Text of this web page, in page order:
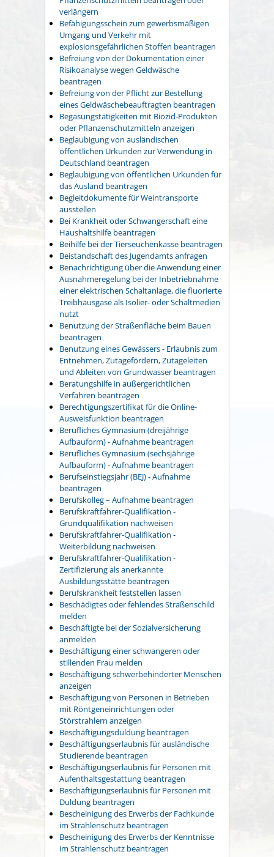
verlängern
Befähigungsschein zum gewerbsmäßigen
Umgang und Verkehr mit
explosionsgefährlichen Stoffen beantragen
Befreiung von der Dokumentation einer
Risikoanalyse wegen Geldwäsche
beantragen
Befreiung von der Pflicht zur Bestellung
eines Geldwäschebeauftragten beantragen
Begasungstätigkeiten mit Biozid-Produkten
oder Pflanzenschutzmitteln anzeigen
Beglaubigung von ausländischen
öffentlichen Urkunden zur Verwendung in
Deutschland beantragen
Beglaubigung von öffentlichen Urkunden für
das Ausland beantragen
Begleitdokumente für Weintransporte
ausstellen
Bei Krankheit oder Schwangerschaft eine
Haushaltshilfe beantragen
Beihilfe bei der Tierseuchenkasse beantragen
Beistandschaft des Jugendamts anfragen
Benachrichtigung über die Anwendung einer
Ausnahmeregelung bei der Inbetriebnahme
einer elektrischen Schaltanlage, die fluorierte
Treibhausgase als Isolier- oder Schaltmedien
nutzt
Benutzung der Straßenfläche beim Bauen
beantragen
Benutzung eines Gewässers - Erlaubnis zum
Entnehmen, Zutagefördern, Zutageleiten
und Ableiten von Grundwasser beantragen
Beratungshilfe in außergerichtlichen
Verfahren beantragen
Berechtigungszertifikat für die Online-
Ausweisfunktion beantragen
Berufliches Gymnasium (dreijährige
Aufbauform) - Aufnahme beantragen
Berufliches Gymnasium (sechsjährige
Aufbauform) - Aufnahme beantragen
Berufseinstiegsjahr (BEJ) - Aufnahme
beantragen
Berufskolleg – Aufnahme beantragen
Berufskraftfahrer-Qualifikation -
Grundqualifikation nachweisen
Berufskraftfahrer-Qualifikation -
Weiterbildung nachweisen
Berufskraftfahrer-Qualifikation -
Zertifizierung als anerkannte
Ausbildungsstätte beantragen
Berufskrankheit feststellen lassen
Beschädigtes oder fehlendes Straßenschild
melden
Beschäftigte bei der Sozialversicherung
anmelden
Beschäftigung einer schwangeren oder
stillenden Frau melden
Beschäftigung schwerbehinderter Menschen
anzeigen
Beschäftigung von Personen in Betrieben
mit Röntgeneinrichtungen oder
Störstrahlern anzeigen
Beschäftigungsduldung beantragen
Beschäftigungserlaubnis für ausländische
Studierende beantragen
Beschäftigungserlaubnis für Personen mit
Aufenthaltsgestattung beantragen
Beschäftigungserlaubnis für Personen mit
Duldung beantragen
Bescheinigung des Erwerbs der Fachkunde
im Strahlenschutz beantragen
Bescheinigung des Erwerbs der Kenntnisse
im Strahlenschutz beantragen